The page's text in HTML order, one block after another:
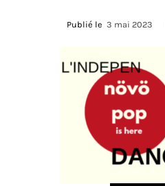
Publié le 3 mai 2023